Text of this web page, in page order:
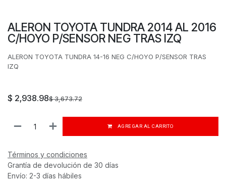
ALERON TOYOTA TUNDRA 2014 AL 2016
C/HOYO P/SENSOR NEG TRAS IZQ
ALERON TOYOTA TUNDRA 14-16 NEG C/HOYO P/SENSOR TRAS
IZQ
$ 2,938.98$3,673.72
AGREGAR AL CARRITO
Términos y condiciones
Grantía de devolución de 30 días
Envío: 2-3 días hábiles